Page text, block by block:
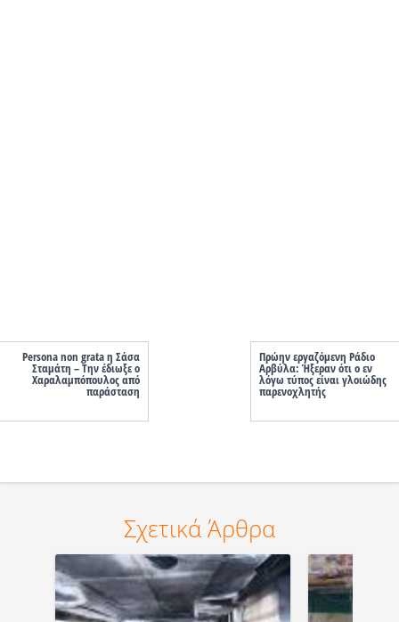
Persona non grata η Σάσα
Σταμάτη – Την έδιωξε ο
Χαραλαμπόπουλος από
παράσταση
Πρώην εργαζόμενη Ράδιο
Αρβύλα: Ήξεραν ότι ο εν
λόγω τύπος είναι γλοιώδης
παρενοχλητής
Σχετικά Άρθρα